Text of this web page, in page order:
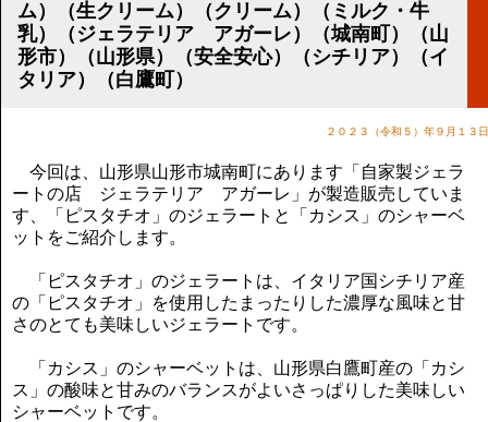
ム）（生クリーム）（クリーム）（ミルク・牛
乳）（ジェラテリア アガーレ）（城南町）（山
形市）（山形県）（安全安心）（シチリア）（イ
タリア）（白鷹町）
２０２３（令和５）年９月１３日
今回は、山形県山形市城南町にあります「自家製ジェラ
ートの店 ジェラテリア アガーレ」が製造販売していま
す、「ピスタチオ」のジェラートと「カシス」のシャーベ
ットをご紹介します。
「ピスタチオ」のジェラートは、イタリア国シチリア産
の「ピスタチオ」を使用したまったりした濃厚な風味と甘
さのとても美味しいジェラートです。
「カシス」のシャーベットは、山形県白鷹町産の「カシ
ス」の酸味と甘みのバランスがよいさっぱりした美味しい
シャーベットです。